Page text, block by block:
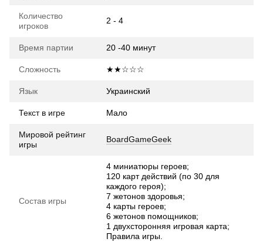
Количество
игроков
2 - 4
Время партии 20 -40 минут
Сложность ★★☆☆☆
Язык Украинский
Текст в игре Мало
Мировой рейтинг
игры
BoardGameGeek
Состав игры
4 миниатюры героев;
120 карт действий (по 30 для
каждого героя);
7 жетонов здоровья;
4 карты героев;
6 жетонов помощников;
1 двухсторонняя игровая карта;
Правила игры.